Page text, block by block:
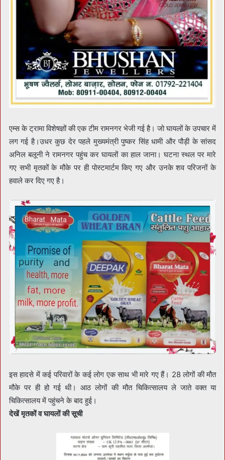
एम्स के ट्रामा विशेषज्ञों की एक टीम रामनगर भेजी गई है। जो घायलों के उपचार में
लग गई है।उधर कुछ देर पहले मुख्यमंत्री पुष्कर सिंह धामी और पौड़ी के सांसद
अनिल बलूनी ने रामनगर पहुंच कर घायलों का हाल जाना। घटना स्थल पर मारे
गए सभी मृतकों के मौके पर ही पोस्टमार्टम किए गए और उनके शव परिजनों के
हवाले कर दिए गए है।
इस हादसे में कई परिवारों के कई लोग एक साथ भी मारे गए हैं। 28 लोगों की मौत
मौके पर ही हो गई थी। आठ लोगों की मौत चिकित्सालय ले जाते वक्त या
चिकित्सालय में पहुंचने के बाद हुई।
देखें मृतकों व घायलों की सूची